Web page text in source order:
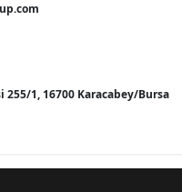
255/1, 16700 Karacabey/Bursa